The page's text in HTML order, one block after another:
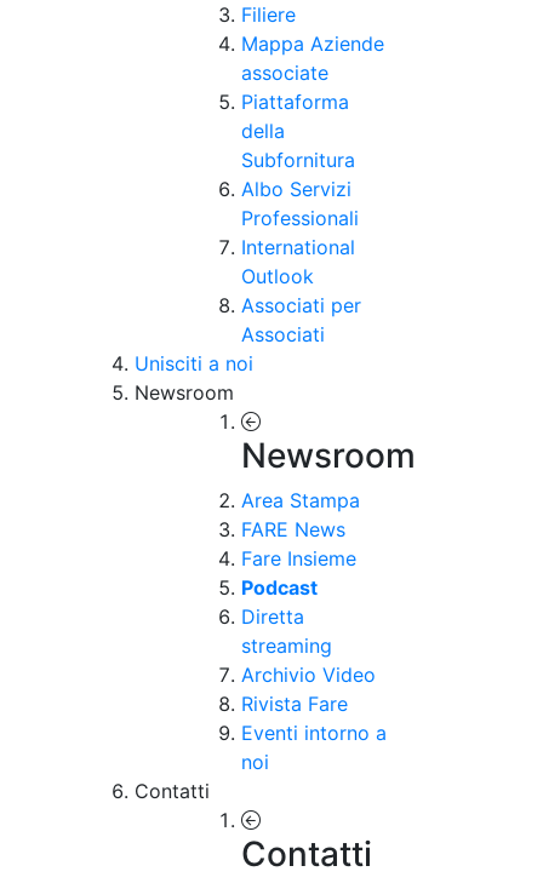
Filiere
Mappa Aziende
associate
Piattaforma
della
Subfornitura
Albo Servizi
Professionali
International
Outlook
Associati per
Associati
Unisciti a noi
Newsroom
Newsroom
Area Stampa
FARE News
Fare Insieme
Podcast
Diretta
streaming
Archivio Video
Rivista Fare
Eventi intorno a
noi
Contatti
Contatti